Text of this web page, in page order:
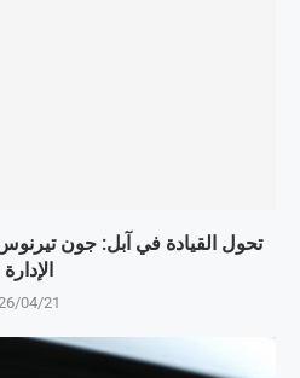
تحول القيادة في آبل: جون
الإدارة
04/21